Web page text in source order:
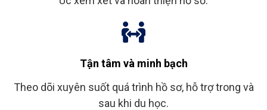
Tận tâm và minh bạch
Theo dõi xuyên suốt quá trình hồ sơ, hỗ trợ trong và
sau khi du học.